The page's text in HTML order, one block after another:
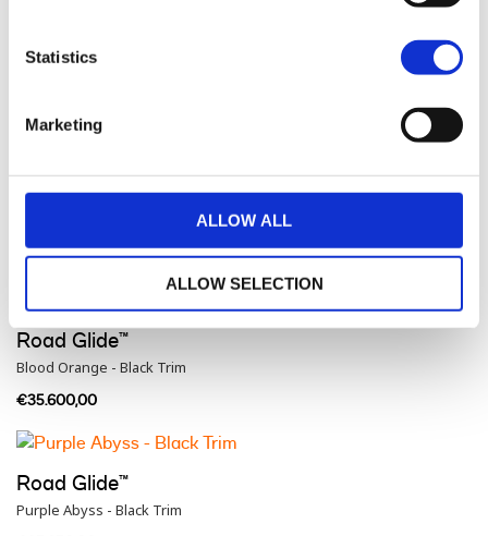
Statistics
Marketing
ALLOW ALL
ALLOW SELECTION
Road Glide™
€34.800,00
Road Glide™
€35.600,00
Road Glide™
Blood Orange - Black Trim
€35.600,00
Road Glide™
Purple Abyss - Black Trim